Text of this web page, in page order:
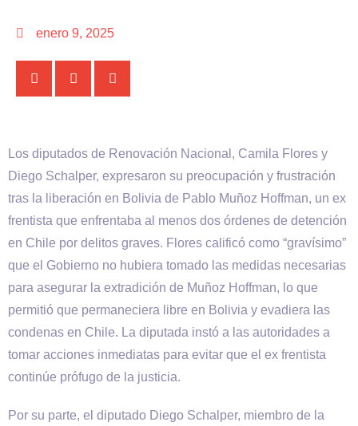
enero 9, 2025
Los diputados de Renovación Nacional, Camila Flores y
Diego Schalper, expresaron su preocupación y frustración
tras la liberación en Bolivia de Pablo Muñoz Hoffman, un ex
frentista que enfrentaba al menos dos órdenes de detención
en Chile por delitos graves. Flores calificó como “gravísimo”
que el Gobierno no hubiera tomado las medidas necesarias
para asegurar la extradición de Muñoz Hoffman, lo que
permitió que permaneciera libre en Bolivia y evadiera las
condenas en Chile. La diputada instó a las autoridades a
tomar acciones inmediatas para evitar que el ex frentista
continúe prófugo de la justicia.
Por su parte, el diputado Diego Schalper, miembro de la